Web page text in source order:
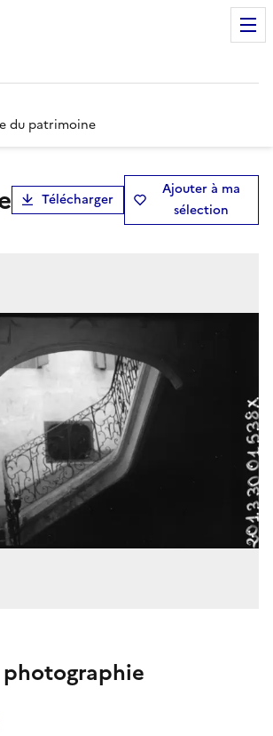
du patrimoine
Télécharger
Ajouter à ma
sélection